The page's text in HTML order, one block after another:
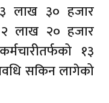
लाख ३० हजार
२ लाख २० हजार
१३
सकिन लागेको